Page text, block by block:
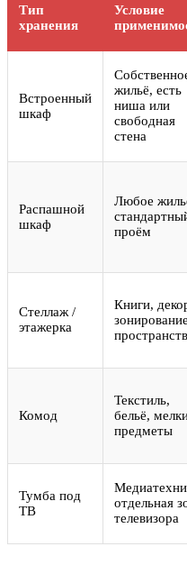
Тип
хранения
Условие
Встроенный
шкаф
жильё, есть
ниша или
свободная
стена
Распашной
шкаф
Любое
проём
Стеллаж /
этажерка
Книги,
зонирование
Комод
Текстиль,
бельё,
предметы
Тумба под
ТВ
отдельная
телевизора